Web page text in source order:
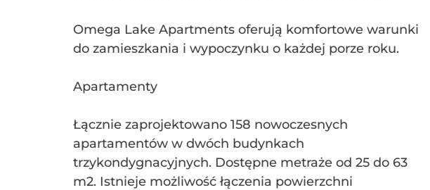
Omega Lake Apartments oferują komfortowe warunki
do zamieszkania i wypoczynku o każdej porze roku.
Apartamenty
Łącznie zaprojektowano 158 nowoczesnych
apartamentów w dwóch budynkach
trzykondygnacyjnych. Dostępne metraże od 25 do 63
m2. Istnieje możliwość łączenia powierzchni